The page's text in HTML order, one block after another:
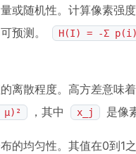
或随机性。计算像素强
预测。
H(I) = -Σ
离散程度。高方差意味
，其中 x_j 是像
布的均匀性。其值在0到1